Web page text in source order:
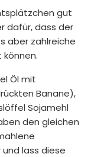
gut
dafür, dass der
aber zahlreiche
Öl mit
Banane),
Sojamehl
den gleichen
lass diese